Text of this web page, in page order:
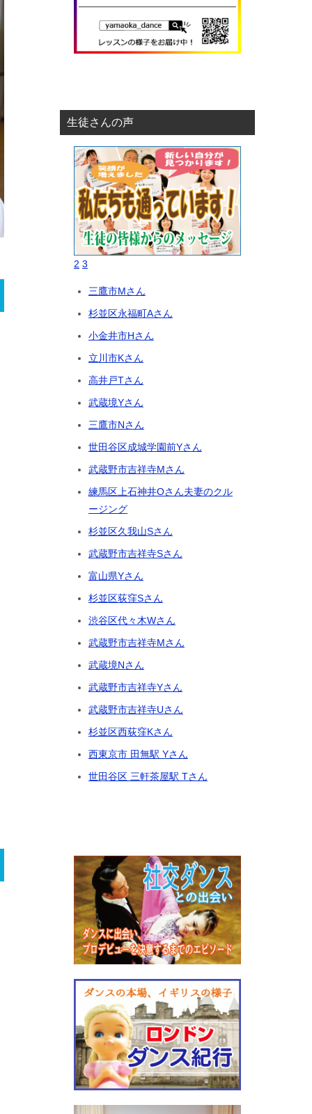
生徒さんの声
2 3
三鷹市Mさん
杉並区永福町Aさん
小金井市Hさん
立川市Kさん
高井戸Tさん
武蔵境Yさん
三鷹市Nさん
世田谷区成城学園前Yさん
武蔵野市吉祥寺Mさん
練馬区上石神井Oさん夫妻のクル
ージング
杉並区久我山Sさん
武蔵野市吉祥寺Sさん
富山県Yさん
杉並区荻窪Sさん
渋谷区代々木Wさん
武蔵野市吉祥寺Mさん
武蔵境Nさん
武蔵野市吉祥寺Yさん
武蔵野市吉祥寺Uさん
杉並区西荻窪Kさん
西東京市 田無駅 Yさん
世田谷区 三軒茶屋駅 Tさん